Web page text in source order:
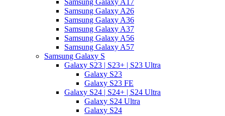
Samsung Galaxy A26
Samsung Galaxy A36
Samsung Galaxy A37
Samsung Galaxy A56
Samsung Galaxy A57
Samsung Galaxy S
Galaxy S23 | S23+ | S23 Ultra
Galaxy S23
Galaxy S23 FE
Galaxy S24 | S24+ | S24 Ultra
Galaxy S24 Ultra
Galaxy S24